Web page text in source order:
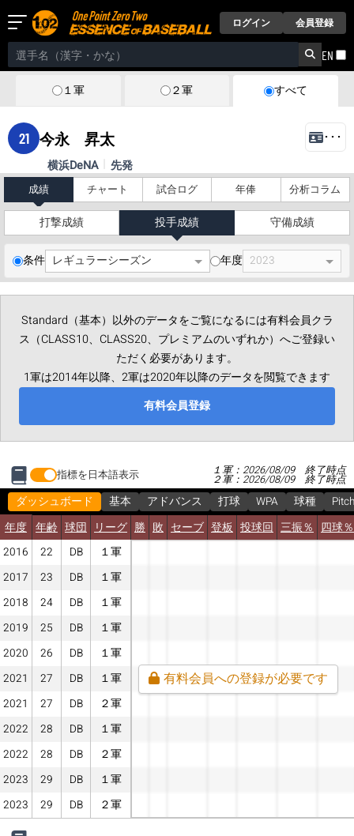
ログイン 会員登録
EN
１軍 ２軍 すべて
21 今永 昇太
横浜DeNA 先発
･･･
成績 チャート 試合ログ 年俸 分析コラム
打撃成績 投手成績 守備成績
条件 年度
Standard（基本）以外のデータをご覧になるには有料会員クラ
ス（CLASS10、CLASS20、プレミアムのいずれか）へご登録い
ただく必要があります。
1軍は2014年以降、2軍は2020年以降のデータを閲覧できます
有料会員登録
指標を日本語表示 １軍：2026/08/09 終了時点
２軍：2026/08/09 終了時点
ダッシュボード 基本 アドバンス 打球 WPA 球種
年度 年齢 球団 リーグ 勝 敗 セーブ 登板 投球回 三振％ 四球％
2016
22 DB
１軍
2017
23 DB
１軍
2018
24 DB
１軍
2019
25 DB
１軍
2020
26 DB
１軍
2021
27 DB
１軍
2021
27 DB
２軍
2022
28 DB
１軍
2022
28 DB
２軍
2023
29 DB
１軍
2023
29 DB ２軍
有料会員への登録が必要です